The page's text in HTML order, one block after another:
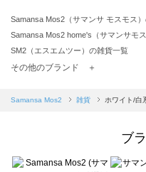
Samansa Mos2（サマンサ モスモス
Samansa Mos2 home's（サマンサモ
SM2（エスエムツー）の雑貨一覧
TSUHARU by Samansa Mos2（ツハ
Samansa Mos2 blue（サマンサモスモ
sō4ū（ソウフォーユー）の雑貨一覧
Te chichi（テチチ）の雑貨一覧
その他のブランド ＋
Samansa Mos2 雑貨 ホワイト/白
ブ